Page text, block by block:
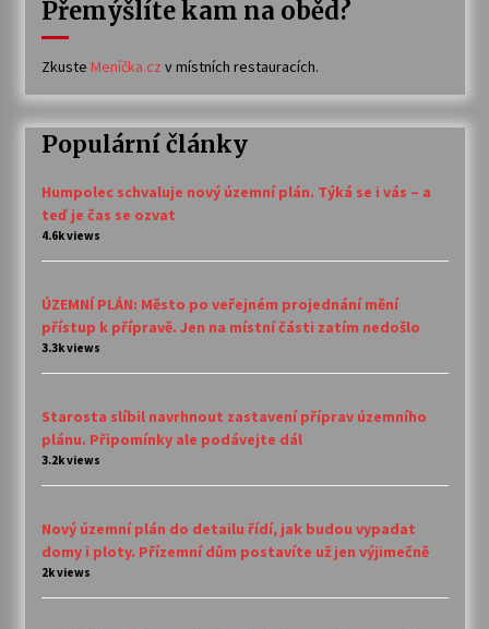
Přemýšlíte kam na oběd?
Zkuste Meníčka.cz v místních restauracích.
Populární články
Humpolec schvaluje nový územní plán. Týká se i vás – a
teď je čas se ozvat
4.6k views
ÚZEMNÍ PLÁN: Město po veřejném projednání mění
přístup k přípravě. Jen na místní části zatím nedošlo
3.3k views
Starosta slíbil navrhnout zastavení příprav územního
plánu. Připomínky ale podávejte dál
3.2k views
Nový územní plán do detailu řídí, jak budou vypadat
domy i ploty. Přízemní dům postavíte už jen výjimečně
2k views